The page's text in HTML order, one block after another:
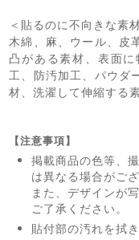
＜貼るのに不向きな素
木綿、麻、ウール、皮
凸がある素材、表面
工、防汚加工、パウダ
材、洗濯して伸縮する
【注意事項】
掲載商品の色等、
は異なる場合がござ
また、デザインが
ご了承ください。
貼付部の汚れを拭